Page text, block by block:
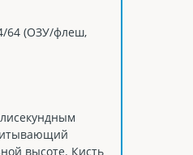
64 (ОЗУ/флеш,
высоте. Кисть